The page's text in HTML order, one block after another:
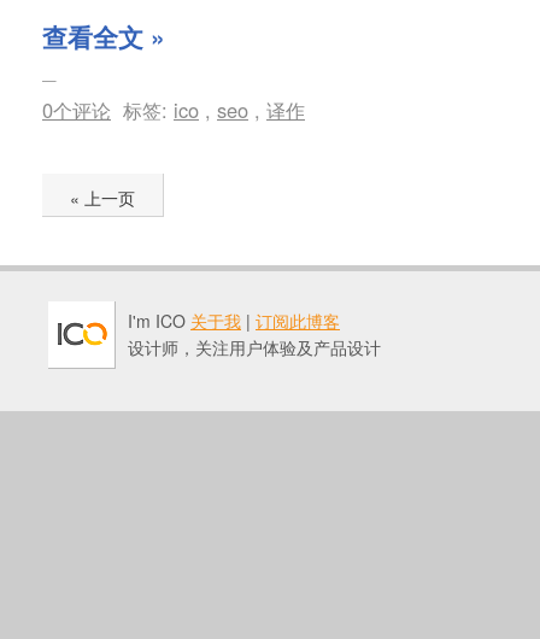
查看全文 »
0个评论 标签: ico , seo , 译作
« 上一页
I'm ICO 关于我 | 订阅此博客
设计师，关注用户体验及产品设计